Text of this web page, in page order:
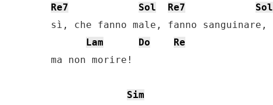
Re7
Sol Re7 Sol
sì, che fanno male, fanno sanguinare,
Lam
Do
Re
ma non morire!
Sim